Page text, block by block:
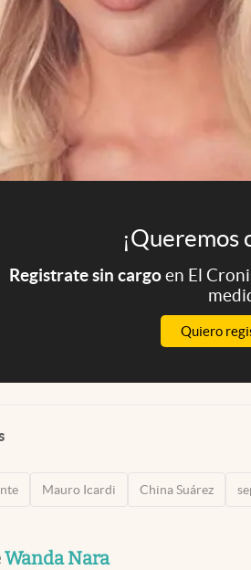
¡Queremos
Registrate sin cargoen El
Quiero
Mauro Icardi China Suárez
Wanda Nara